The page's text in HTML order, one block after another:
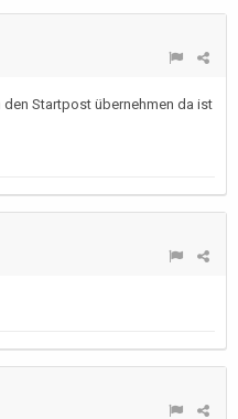
Startpost übernehmen da ist